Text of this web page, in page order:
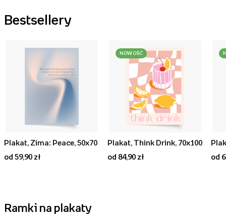
Bestsellery
Plakat, Zima: Peace, 50x70
od 59,90 zł
NOWOŚĆ
Plakat, Think Drink, 70x100
od 84,90 zł
od
Ramki na plakaty